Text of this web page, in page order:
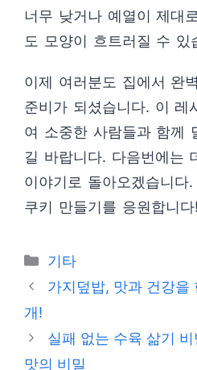
너무 낮거나 예열이 제대
도 모양이 흐트러질 수 있
이제 여러분도 집에서 완
준비가 되셨습니다. 이 레
여 소중한 사람들과 함께
길 바랍니다. 다음번에는
이야기로 돌아오겠습니다
쿠키 만들기를 응원합니다!
Categories
기타
가지덮밥, 맛과 건강을
개!
실패 없는 수육 삶기
맛의 비밀